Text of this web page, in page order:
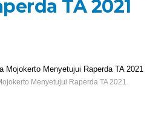
TA 2021
Menyetujui Raperda TA 2021